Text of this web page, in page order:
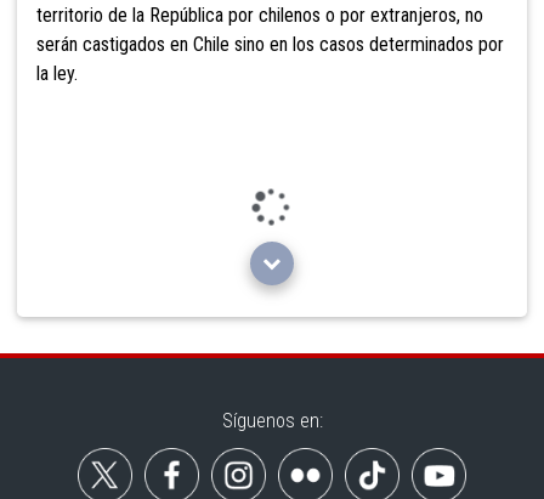
territorio de la República por chilenos o por extranjeros, no
serán castigados en Chile sino en los casos determinados por
la ley.
Síguenos en: